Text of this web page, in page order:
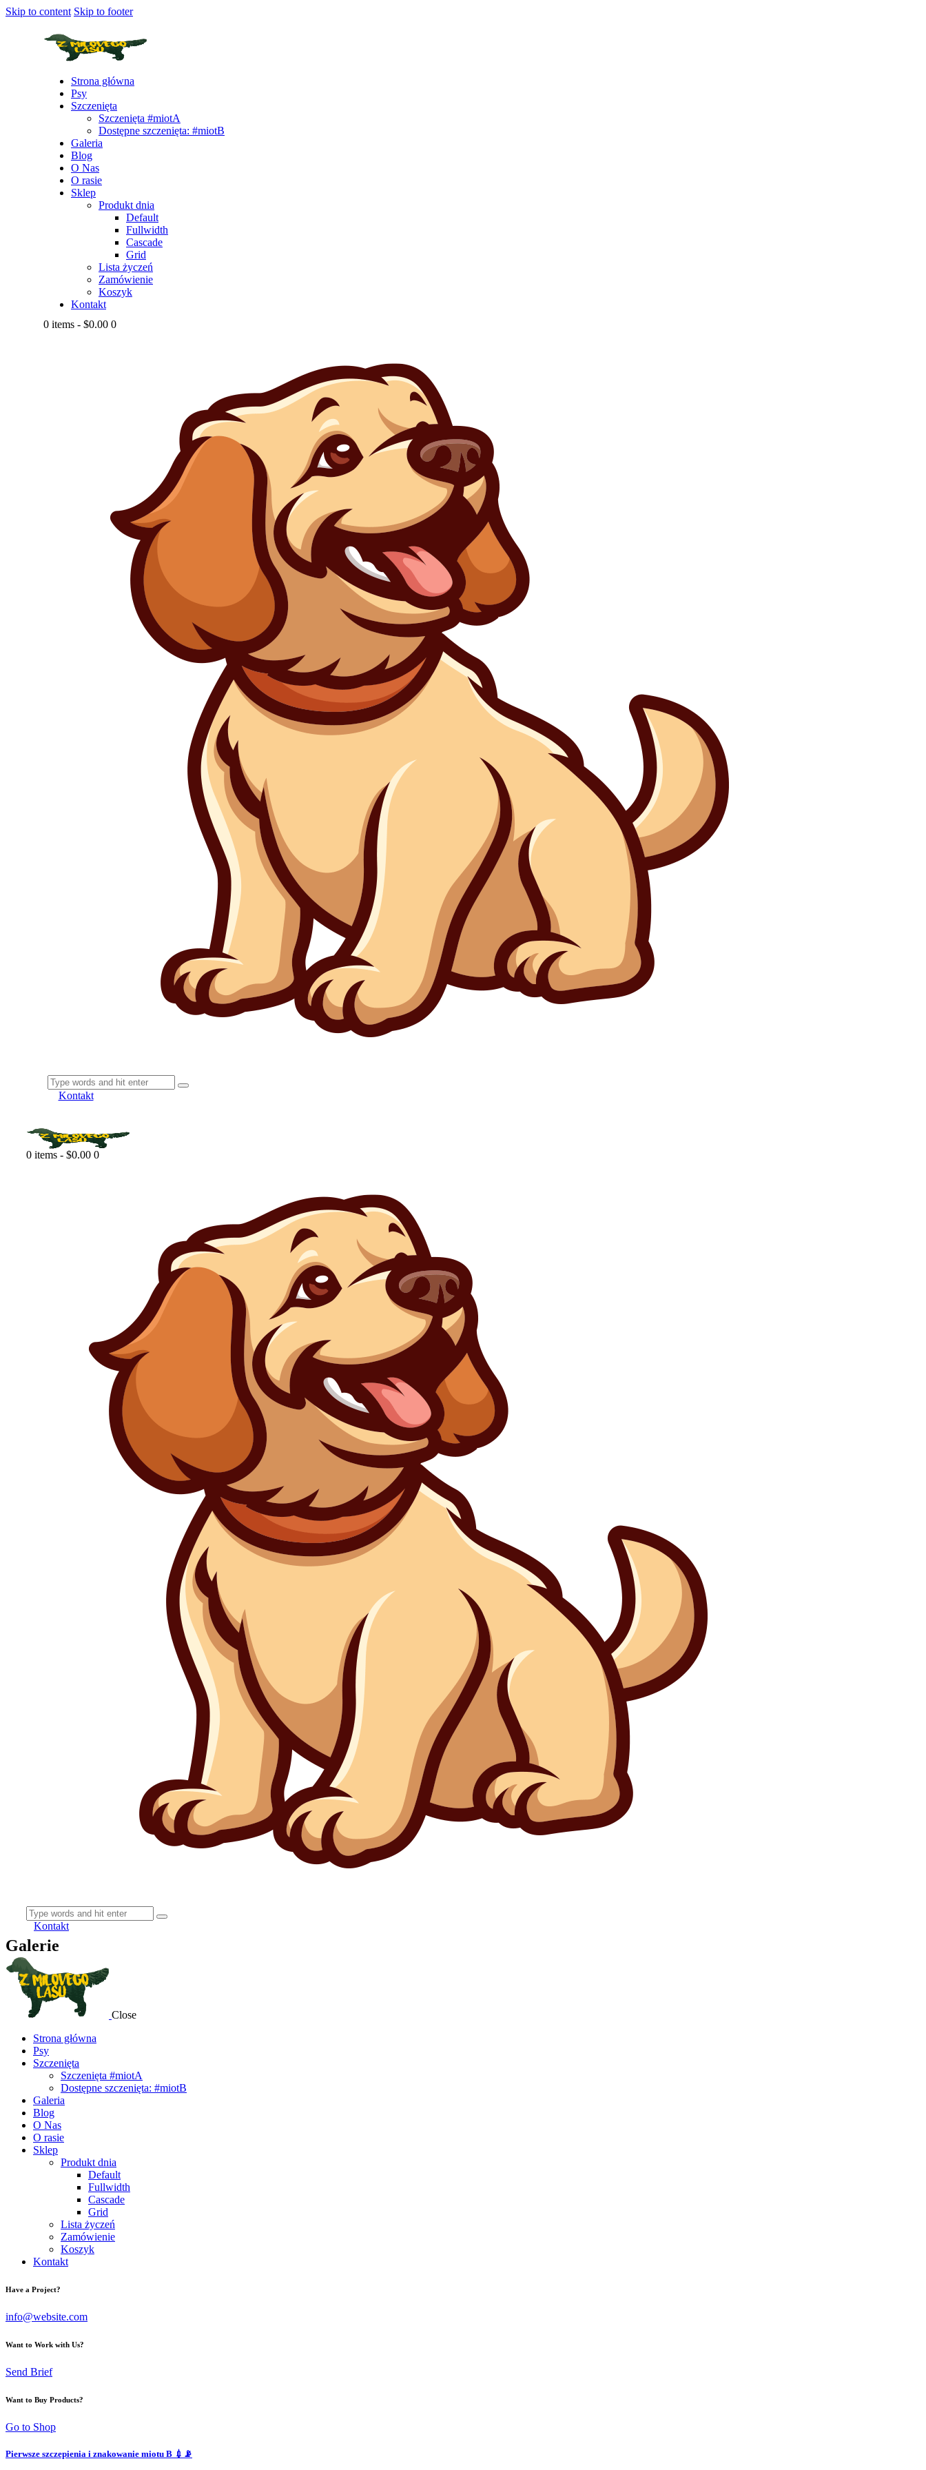
Skip to content Skip to footer
Strona główna
Psy
Szczenięta
Szczenięta #miotA
Dostępne szczenięta: #miotB
Galeria
Blog
O Nas
O rasie
Sklep
Produkt dnia
Default
Fullwidth
Cascade
Grid
Lista życzeń
Zamówienie
Koszyk
Kontakt
0 items - $0.00 0
Kontakt
0 items - $0.00 0
Kontakt
Galerie
Close
Strona główna
Psy
Szczenięta
Szczenięta #miotA
Dostępne szczenięta: #miotB
Galeria
Blog
O Nas
O rasie
Sklep
Produkt dnia
Default
Fullwidth
Cascade
Grid
Lista życzeń
Zamówienie
Koszyk
Kontakt
Have a Project?
info@website.com
Want to Work with Us?
Send Brief
Want to Buy Products?
Go to Shop
Pierwsze szczepienia i znakowanie miotu B 💉📡